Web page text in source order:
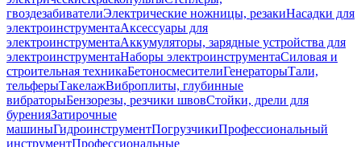
гвоздезабивателиЭлектрические ножницы, резакиНасадки для
электроинструментаАксессуары для
электроинструментаАккумуляторы, зарядные устройства для
электроинструментаНаборы электроинструментаСиловая и
строительная техникаБетоносмесителиГенераторыТали,
тельферыТакелажВиброплиты, глубинные
вибраторыБензорезы, резчики швовСтойки, дрели для
буренияЗатирочные
машиныГидроинструментПогрузчикиПрофессиональный
инструментПрофессиональные